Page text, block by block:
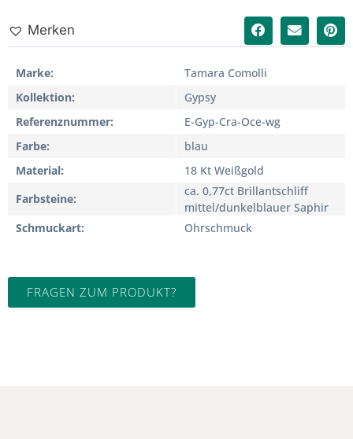
Merken
Marke
Tamara Comolli
Kollektion
Gypsy
Referenznummer
E-Gyp-Cra-Oce-wg
Farbe
blau
Material
18 Kt Weißgold
Farbsteine
ca. 0,77ct Brillantschliff
mittel/dunkelblauer Saphir
Schmuckart
Ohrschmuck
FRAGEN ZUM PRODUKT?